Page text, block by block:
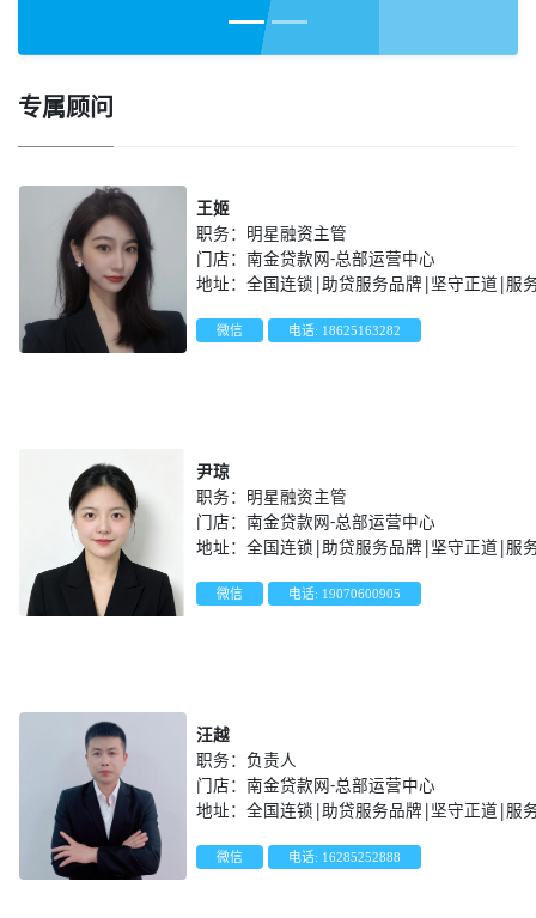
专属顾问
王姬
职务：明星融资主管
门店：南金贷款网-总部运营中心
地址：全国连锁|助贷服务品牌|坚守正道|服
微信 电话: 18625163282
尹琼
职务：明星融资主管
门店：南金贷款网-总部运营中心
地址：全国连锁|助贷服务品牌|坚守正道|服
微信 电话: 19070600905
汪越
职务：负责人
门店：南金贷款网-总部运营中心
地址：全国连锁|助贷服务品牌|坚守正道|服
微信 电话: 16285252888